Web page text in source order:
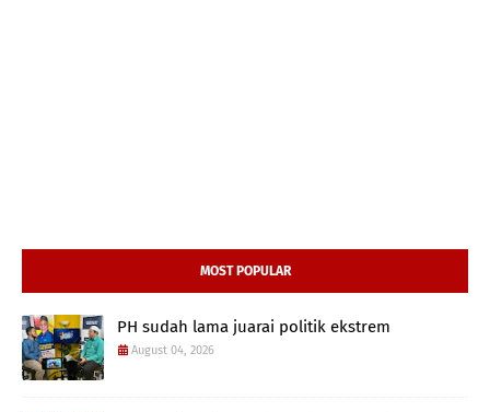
MOST POPULAR
PH sudah lama juarai politik ekstrem
August 04, 2026